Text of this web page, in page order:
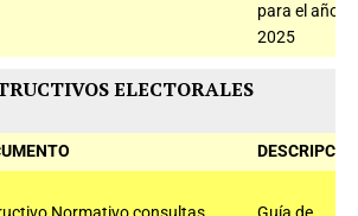
para el año
2025
ELECTORALES